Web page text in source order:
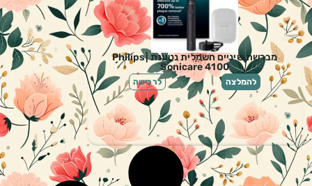
מברשת שיניים חשמלית נטענת |Philips
Sonicare 4100
להמלצה לרכישה